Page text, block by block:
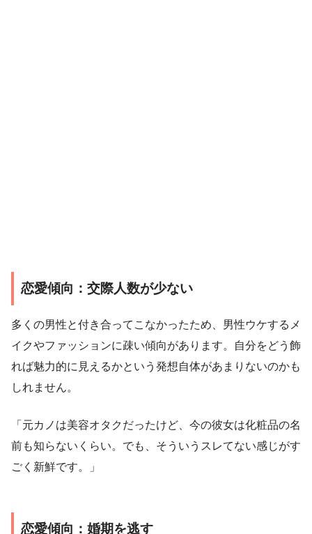
恋愛傾向：交際人数が少ない
多くの男性と付き合ってこなかったため、男性ウケするメ
イクやファッションに疎い傾向があります。自分をどう飾
れば魅力的に見えるかという発想自体があまりないのかも
しれません。
「元カノは美容オタクだったけど、今の彼女は化粧品の名
前も知らないくらい。でも、そういうスレてない感じがす
ごく新鮮です。」
恋愛傾向：婚期を逃す